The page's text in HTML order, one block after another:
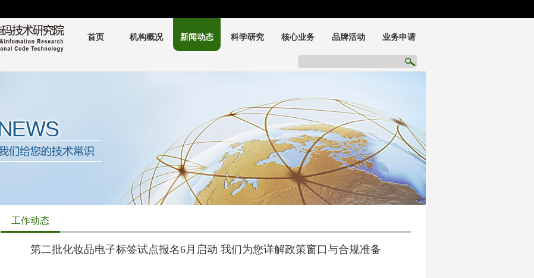
首页 机构概况 新闻动态 科学研究 核心业务 品牌活动 业务申请
工作动态
第二批化妆品电子标签试点报名6月启动 我们为您详解政策窗口与合规准备